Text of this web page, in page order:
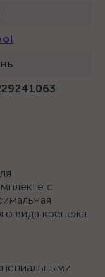
с
вида крепежа.